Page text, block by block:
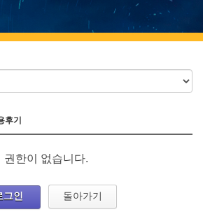
후기
권한이 없습니다.
그인 돌아가기